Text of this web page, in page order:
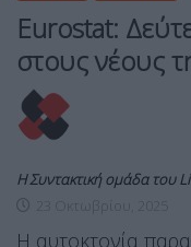
Eurostat:
στους νέους
Η Συντακτική ομάδα του
23 Οκτωβρίου, 2025
Η αυτοκτονία